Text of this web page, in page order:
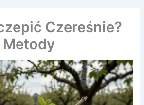
Czereśnie?
Metody